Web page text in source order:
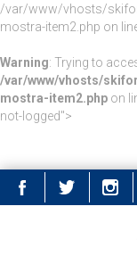
/var/www/vhosts/
mostra-item2.php on
Warning: Trying to
/var/www/vhosts/
mostra-item2.php on
not-logged">